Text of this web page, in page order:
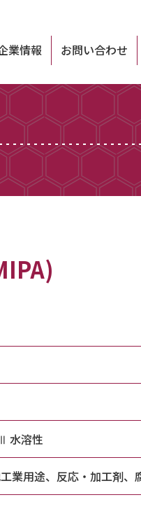
業情報 お問い合わせ
水溶性
業用途、反応・加工剤